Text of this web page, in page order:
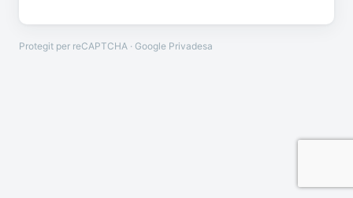
Protegit per reCAPTCHA · Google Privadesa